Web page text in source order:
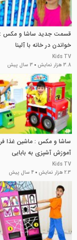
قسمت جدید ساشا و مکس
خواندن در خانه با آلینا
Kids TV
3.8 هزار نمایش
3 سال پیش
ساشا و مکس : ماشین غذا
آموزش آشپزی به بابایی
Kids TV
2.3 هزار نمایش
4 سال پیش